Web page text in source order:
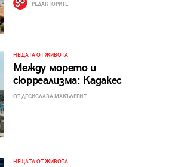
РЕДАКТОРИТЕ
НЕЩАТА ОТ ЖИВОТА
Между морето и
сюрреализма: Кадакес
ОТ ДЕСИСЛАВА МАКЪЛРЕЙТ
НЕЩАТА ОТ ЖИВОТА